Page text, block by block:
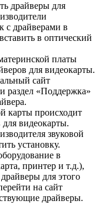
драйверы для
с драйверами в
в оптический
платы
для видеокарты.
сайт
раздел «Поддержка»
карты происходит
для видеокарты.
звуковой
установку.
в
принтер и т.д.),
для этого
на сайт
драйверы.